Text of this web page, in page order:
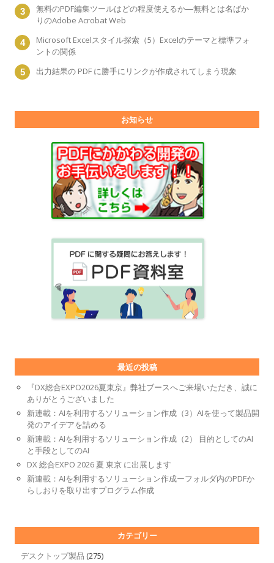
無料のPDF編集ツールはどの程度使えるか―無料とは名ばか
りのAdobe Acrobat Web
Microsoft Excelスタイル探索（5）Excelのテーマと標準フォ
ントの関係
出力結果の PDF に勝手にリンクが作成されてしまう現象
お知らせ
最近の投稿
『DX総合EXPO2026夏東京』弊社ブースへご来場いただき、誠に
ありがとうございました
新連載：AIを利用するソリューション作成（3）AIを使って製品開
発のアイデアを詰める
新連載：AIを利用するソリューション作成（2） 目的としてのAI
と手段としてのAI
DX 総合EXPO 2026 夏 東京 に出展します
新連載：AIを利用するソリューション作成ーフォルダ内のPDFか
らしおりを取り出すプログラム作成
カテゴリー
デスクトップ製品 (275)